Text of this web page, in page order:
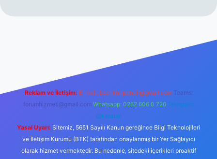
hiltonbet yeni giriş
Reklam ve İletişim: E-mail: backlinkpaneli@gmail.com Teams:
forumhizmeti@gmail.com Whatsapp: 0262 606 0 726 Telegram:
@karabul
Yasal Uyarı: Sitemiz, 5651 Sayılı Kanun gereğince Bilgi Teknolojileri
ve İletişim Kurumu (BTK) tarafından onaylanmış bir Yer Sağlayıcı
olarak hizmet vermektedir. Bu nedenle, sitedeki içerikleri proaktif